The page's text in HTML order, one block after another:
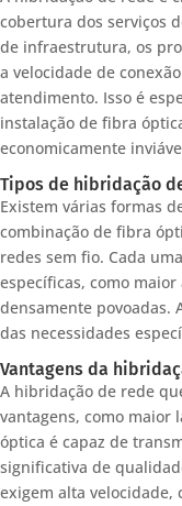
cobertura dos serviços
de infraestrutura, os
a velocidade de
atendimento. Isso é
instalação de fibra
economicamente
Tipos de hibridação
Existem várias formas
combinação de fibra
redes sem fio. Cada
específicas, como
densamente povoadas.
das necessidades
Vantagens da
A hibridação de rede
vantagens, como maior
óptica é capaz de
significativa de
exigem alta velocidade,